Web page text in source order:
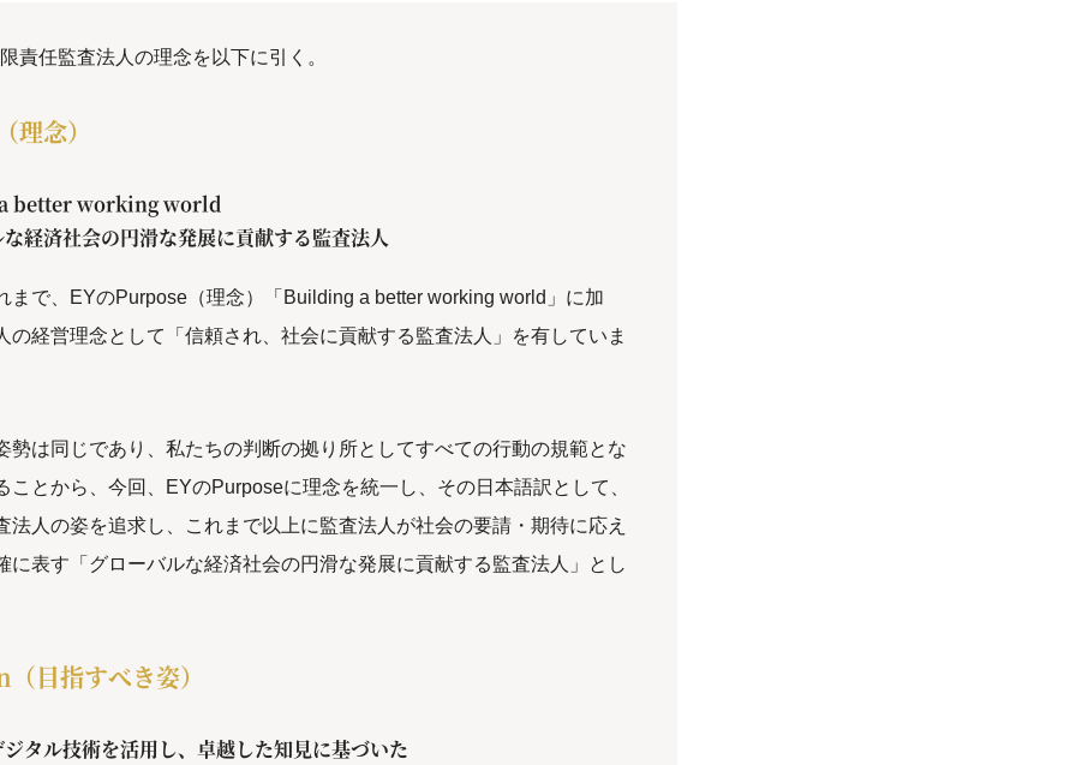
責任監査法人の理念を以下に引く。
念）
better working world
経済社会の円滑な発展に貢献する監査法人
まで、EYのPurpose（理念）「Building a better working world」に加
の経営理念として「信頼され、社会に貢献する監査法人」を有していま
勢は同じであり、私たちの判断の拠り所としてすべての行動の規範とな
ことから、今回、EYのPurposeに理念を統一し、その日本語訳として、
法人の姿を追求し、これまで以上に監査法人が社会の要請・期待に応え
に表す「グローバルな経済社会の円滑な発展に貢献する監査法人」とし
目指すべき姿）
タル技術を活用し、卓越した知見に基づいた